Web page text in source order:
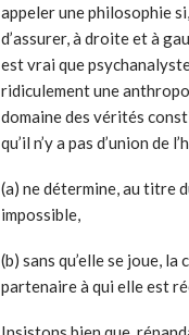
appeler une philosophie
d’assurer, à droite et à
est vrai que
ridiculement une
domaine des vérités
qu’il n’y a pas d’union de
(a) ne détermine, au titre
impossible,
(b) sans qu’elle se joue,
partenaire à qui elle est